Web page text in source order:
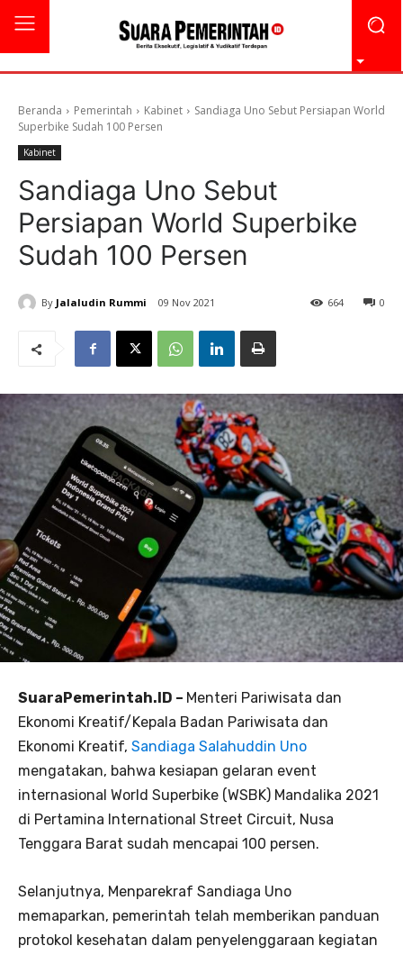
Beranda Pemerintah Kabinet
Sandiaga Uno Sebut Persiapan World
Superbike Sudah 100 Persen
Kabinet
Sandiaga Uno Sebut
Persiapan World Superbike
Sudah 100 Persen
By Jalaludin Rummi 09 Nov 2021 0
664
SuaraPemerintah.ID – Menteri Pariwisata dan
Ekonomi Kreatif/Kepala Badan Pariwisata dan
Ekonomi Kreatif, Sandiaga Salahuddin Uno
mengatakan, bahwa kesiapan gelaran event
internasional World Superbike (WSBK) Mandalika 2021
di Pertamina International Street Circuit, Nusa
Tenggara Barat sudah mencapai 100 persen.
Selanjutnya, Menparekraf Sandiaga Uno
memaparkan, pemerintah telah memberikan panduan
protokol kesehatan dalam penyelenggaraan kegiatan